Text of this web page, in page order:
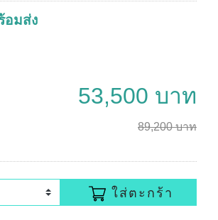
อมส่ง
53,500 บาท
89,200 บาท
ใส่ตะกร้า